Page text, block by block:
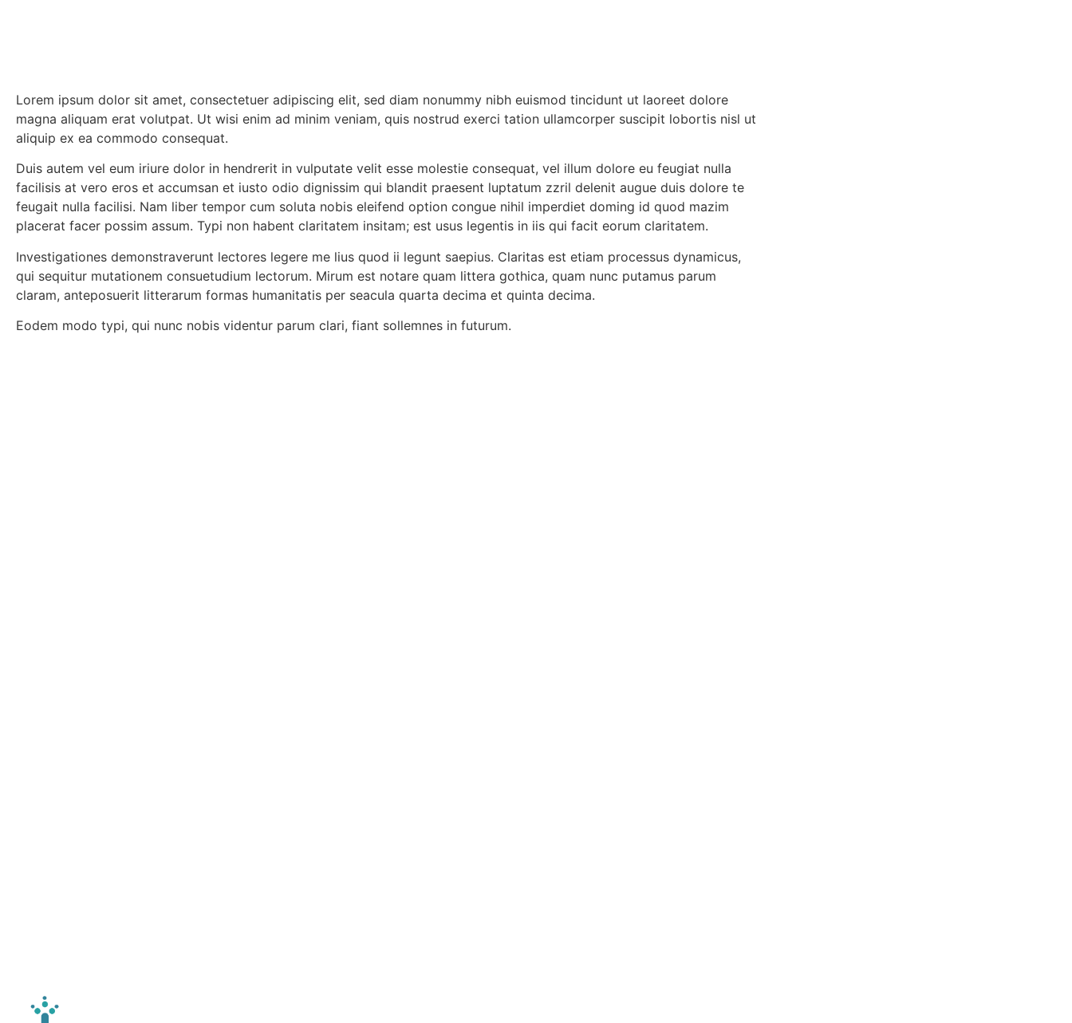
Lorem ipsum dolor sit amet, consectetuer adipiscing elit, sed diam nonummy nibh euismod tincidunt ut laoreet dolore
magna aliquam erat volutpat. Ut wisi enim ad minim veniam, quis nostrud exerci tation ullamcorper suscipit lobortis nisl ut
aliquip ex ea commodo consequat.
Duis autem vel eum iriure dolor in hendrerit in vulputate velit esse molestie consequat, vel illum dolore eu feugiat nulla
facilisis at vero eros et accumsan et iusto odio dignissim qui blandit praesent luptatum zzril delenit augue duis dolore te
feugait nulla facilisi. Nam liber tempor cum soluta nobis eleifend option congue nihil imperdiet doming id quod mazim
placerat facer possim assum. Typi non habent claritatem insitam; est usus legentis in iis qui facit eorum claritatem.
Investigationes demonstraverunt lectores legere me lius quod ii legunt saepius. Claritas est etiam processus dynamicus,
qui sequitur mutationem consuetudium lectorum. Mirum est notare quam littera gothica, quam nunc putamus parum
claram, anteposuerit litterarum formas humanitatis per seacula quarta decima et quinta decima.
Eodem modo typi, qui nunc nobis videntur parum clari, fiant sollemnes in futurum.